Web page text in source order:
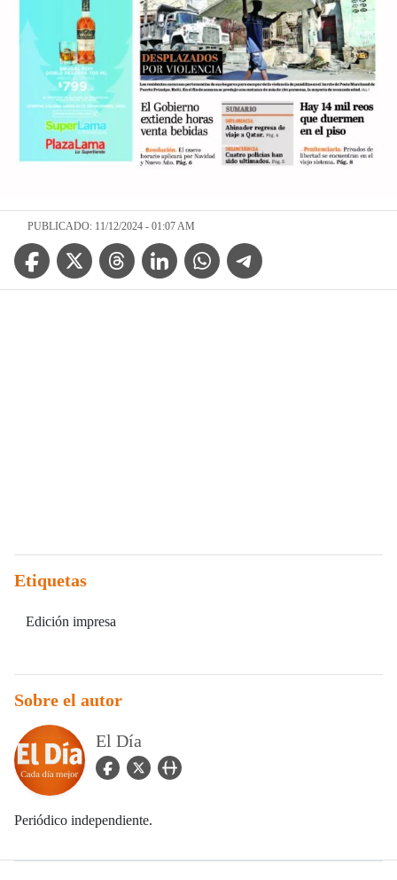
PUBLICADO: 11/12/2024 - 01:07 AM
Facebook IconTwitter IconThreads IconLinkedin IconWhatsApp IconTelegram Icon
Etiquetas
Edición impresa
Sobre el autor
El Día
facebook Icon
twitter Iconuser_url Icon
Periódico independiente.